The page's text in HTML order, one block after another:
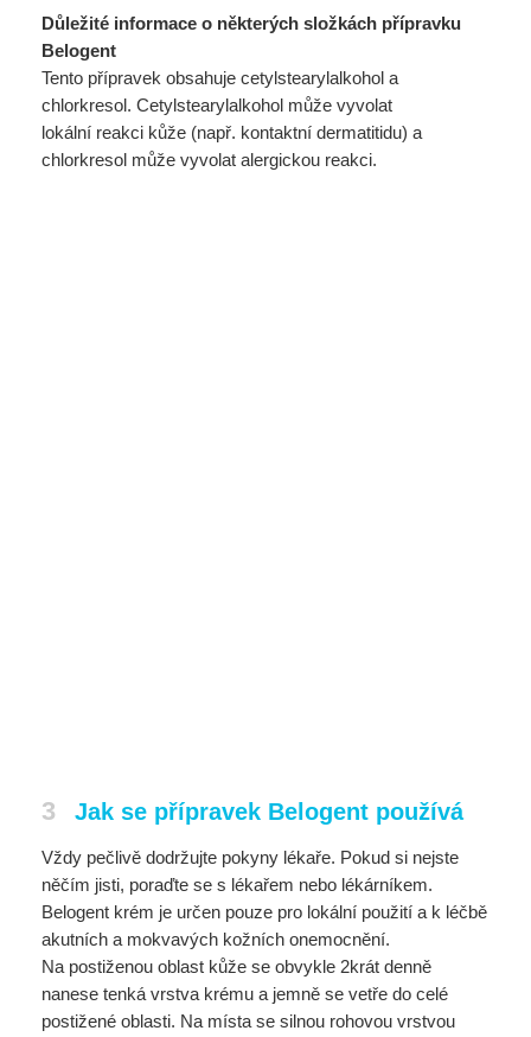
Důležité informace o některých složkách přípravku
Belogent
Tento přípravek obsahuje cetylstearylalkohol a
chlorkresol. Cetylstearylalkohol může vyvolat
lokální reakci kůže (např. kontaktní dermatitidu) a
chlorkresol může vyvolat alergickou reakci.
3 Jak se přípravek Belogent používá
Vždy pečlivě dodržujte pokyny lékaře. Pokud si nejste
něčím jisti, poraďte se s lékařem nebo lékárníkem.
Belogent krém je určen pouze pro lokální použití a k léčbě
akutních a mokvavých kožních onemocnění.
Na postiženou oblast kůže se obvykle 2krát denně
nanese tenká vrstva krému a jemně se vetře do celé
postižené oblasti. Na místa se silnou rohovou vrstvou